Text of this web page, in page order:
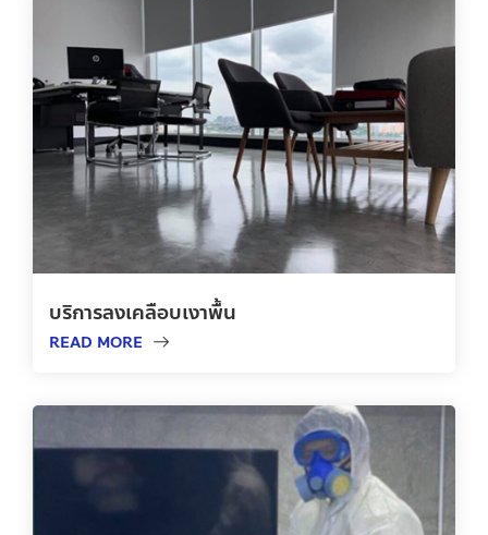
บริการลงเคลือบเงาพื้น
READ MORE